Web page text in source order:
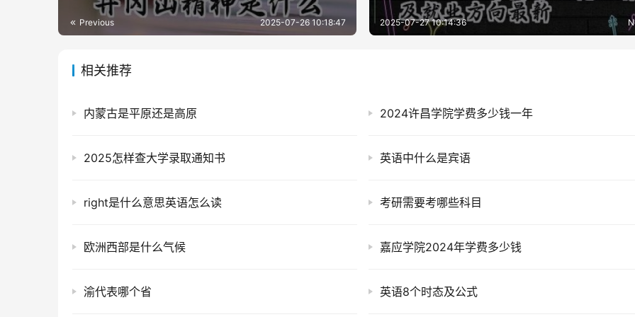
Previous 2025-07-26 10:18:47 2025-07-27 10:14:36
相关推荐
内蒙古是平原还是高原 2024许昌学院学费多少钱一年
2025怎样查大学录取通知书 英语中什么是宾语
right是什么意思英语怎么读 考研需要考哪些科目
欧洲西部是什么气候 嘉应学院2024年学费多少钱
渝代表哪个省 英语8个时态及公式